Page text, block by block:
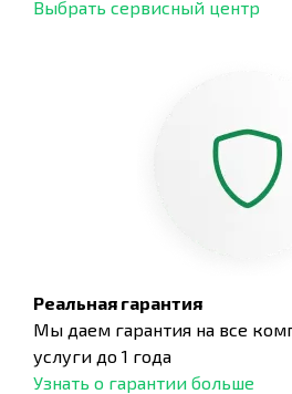
Выбрать сервисный центр
Реальная гарантия
Мы даем гарантия на все
услуги до 1 года
Узнать о гарантии больше